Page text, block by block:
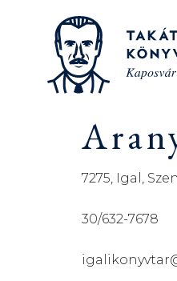
7275, Igal,
30/632-7678